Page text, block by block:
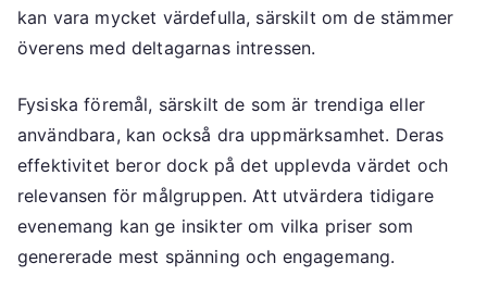
kan vara mycket värdefulla, särskilt om de stämmer
överens med deltagarnas intressen.
Fysiska föremål, särskilt de som är trendiga eller
användbara, kan också dra uppmärksamhet. Deras
effektivitet beror dock på det upplevda värdet och
relevansen för målgruppen. Att utvärdera tidigare
evenemang kan ge insikter om vilka priser som
genererade mest spänning och engagemang.